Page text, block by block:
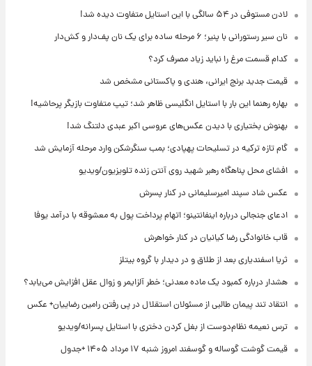
لادن مستوفی در ۵۴ سالگی با این استایل متفاوت دیده شد!
نان سیر رستورانی با پنیر؛ ۶ مرحله ساده برای یک نان پف‌دار و کش‌دار
کدام قسمت مرغ را نباید زیاد مصرف کرد؟
قیمت جدید برنج ایرانی، هندی و پاکستانی مشخص شد
بهاره رهنما این بار با استایل انگلیسی ظاهر شد؛ تیپ متفاوت بازیگر پرحاشیه!
بهنوش بختیاری با دیدن عکس‌های عروسی اکبر عبدی دلتنگ شد!
گام تازه ترکیه در تسلیحات پهپادی؛ بمب سنگرشکن وارد مرحله آزمایش شد
افشای محل پناهگاه‌ رهبر شهید روی آنتن زنده تلویزیون/ویدیو
عکس شاد سپند امیرسلیمانی در کنار پسرش
ادعای جنجالی درباره اینفانتینو؛ اتهام پرداخت پول به معشوقه با درآمد یوفا
قاب خانوادگی رضا کیانیان در کنار خواهرش
ثریا اسفندیاری بعد از طلاق و در دیدار با گروه بیتلز
هشدار درباره کمبود یک ماده معدنی؛ خطر آلزایمر و زوال عقل افزایش می‌یابد؟
انتقاد تند پیمان طالبی از مسئولان استقلال در پی رفتن رامین رضاییان+ عکس
ترس نعیمه نظام‌دوست از بغل کردن دختری با استایل پسرانه/ویدیو
قیمت گوشت گوساله و گوسفند امروز شنبه ۱۷ مرداد ۱۴۰۵ +جدول